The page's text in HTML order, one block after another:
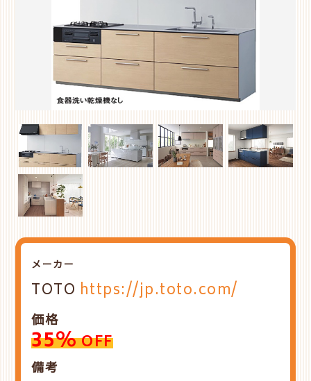
メーカー
TOTO https://jp.toto.com/
価格
35%OFF
備考